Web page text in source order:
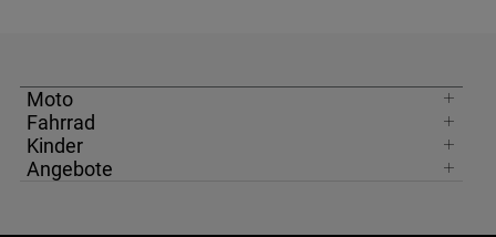
Moto
Fahrrad
Kinder
Angebote